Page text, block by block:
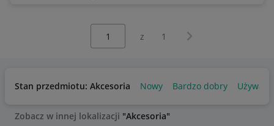
z 1 Następna strona
Stan przedmiotu: Akcesoria Nowy Bardzo dobry Używany
Zobacz w innej lokalizacji "Akcesoria"